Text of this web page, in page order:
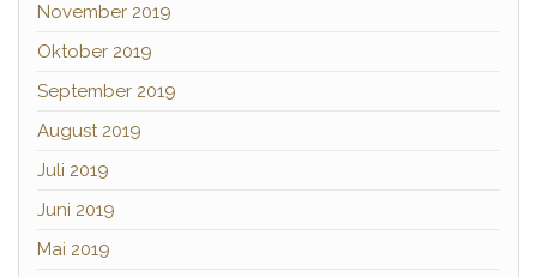
November 2019
Oktober 2019
September 2019
August 2019
Juli 2019
Juni 2019
Mai 2019